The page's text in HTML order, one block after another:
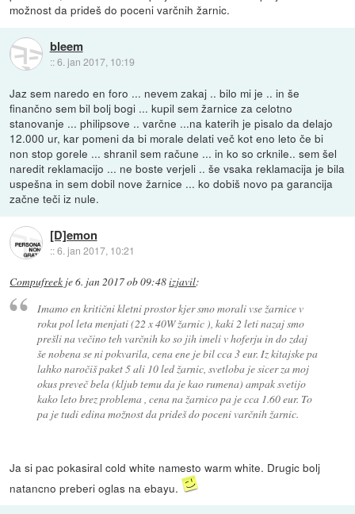
možnost da prideš do poceni varčnih žarnic.
bleem
::6. jan 2017, 10:19
Jaz sem naredo en foro ... nevem zakaj .. bilo mi je .. in še
finančno sem bil bolj bogi ... kupil sem žarnice za celotno
stanovanje ... philipsove .. varčne ...na katerih je pisalo da delajo
12.000 ur, kar pomeni da bi morale delati več kot eno leto če bi
non stop gorele ... shranil sem račune ... in ko so crknile.. sem šel
naredit reklamacijo ... ne boste verjeli .. še vsaka reklamacija je bila
uspešna in sem dobil nove žarnice ... ko dobiš novo pa garancija
začne teči iz nule.
[D]emon
::6. jan 2017, 10:21
Compufreek je6. jan 2017 ob 09:48izjavil:
Imamo en kritični kletni prostor kjer smo morali vse žarnice v
roku pol leta menjati (22 x 40W žarnic ), kaki 2 leti nazaj smo
prešli na večino teh varčnih ko so jih imeli v hoferju in do zdaj
še nobena se ni pokvarila, cena ene je bil cca 3 eur. Iz kitajske pa
lahko naročiš paket 5 ali 10 led žarnic, svetloba je sicer za moj
okus preveč bela (kljub temu da je kao rumena) ampak svetijo
kako leto brez problema , cena na žarnico pa je cca 1.60 eur. To
pa je tudi edina možnost da prideš do poceni varčnih žarnic.
Ja si pac pokasiral cold white namesto warm white. Drugic bolj
natancno preberi oglas na ebayu.